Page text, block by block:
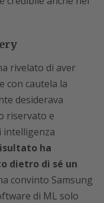
rivelato di aver
con cautela la
desiderava
riservato e
intelligenza
ha
dietro di sé un
convinto Samsung
di ML solo